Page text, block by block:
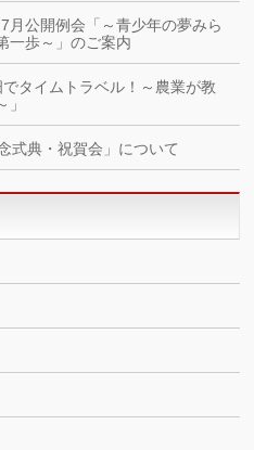
月公開例会「～青少年の夢みら
一歩～」のご案内
でタイムトラベル！～農業が教
式典・祝賀会」について